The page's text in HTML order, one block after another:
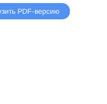
PDF-версию